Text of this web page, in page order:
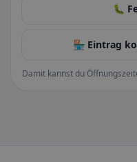
🐛
🏪 Eintrag
Damit kannst du